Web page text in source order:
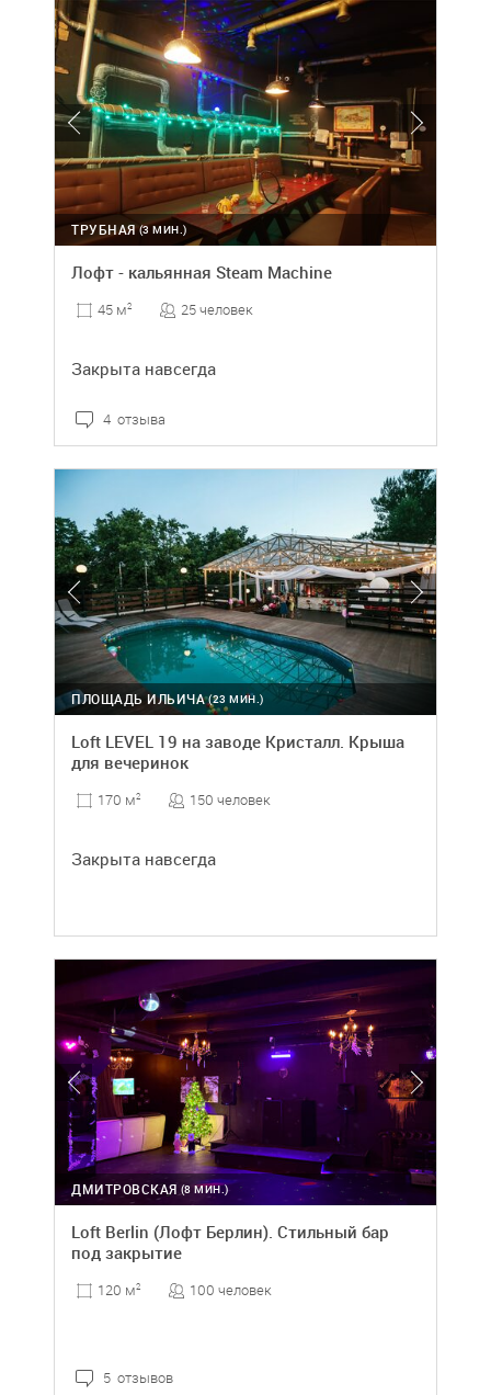
(3 МИН.)
ТРУБНАЯ
Лофт - кальянная Steam Machine
45 м2 25 человек
Закрыта навсегда
4 отзыва
(23 МИН.)
ПЛОЩАДЬ ИЛЬИЧА
Loft LEVEL 19 на заводе Кристалл. Крыша
для вечеринок
170 м2 150 человек
Закрыта навсегда
(8 МИН.)
ДМИТРОВСКАЯ
Loft Berlin (Лофт Берлин). Стильный бар
под закрытие
120 м2 100 человек
5 отзывов